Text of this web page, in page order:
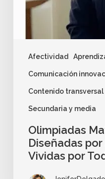
Afectividad
Comunicación
Contenido transversal
Secundaria y media
Olimpiadas
Diseñadas
Vividas por